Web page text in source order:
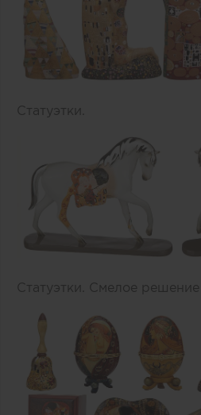
Статуэтки.
Статуэтки. Смелое